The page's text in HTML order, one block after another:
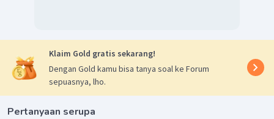
Jadi, pada akhir reaksi dihasilkan 612,5 g
, dan zat
yang bersisa adalah 75 g
Maka pernyataan yang tidak benar adalah pernyataan pada
opsi jawaban D.
Klaim Gold gratis sekarang!
Dengan Gold kamu bisa tanya soal ke Forum
sepuasnya, lho.
Pertanyaan serupa